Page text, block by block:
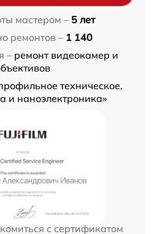
мастером – 5 лет
ремонтов – 1 140
– ремонт видеокамер и
техническое,
и наноэлектроника»
с сертификатом